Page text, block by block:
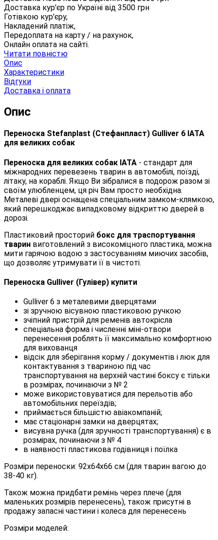
Доставка кур'єр по Україні від 3500 грн
Готівкою кур'єру,
Накладений платіж,
Передоплата на карту / на рахунок,
Онлайн оплата на сайті.
Читати повністю
Опис
Характеристики
Відгуки
Доставка і оплата
Опис
Переноска Stefanplast (Стефанпласт) Gulliver 6 IATA
для великих собак
Переноска для великих собак IATA - cтандарт для
міжнародних перевезень тварин в автомобілі, поїзді,
літаку, на кораблі. Якщо Ви зібралися в подорож разом зі
своїм улюбленцем, ця річ Вам просто необхідна.
Металеві двері оснащена спеціальним замком-клямкою,
який перешкоджає випадковому відкриттю дверей в
дорозі.
Пластиковий просторий бокс для траспортування
тварин виготовлений з високоміцного пластика, можна
мити гарячою водою з застосуванням миючих засобів,
що дозволяє утримувати її в чистоті.
Переноска Gulliver (Гулівер) купити
Gulliver 6 з металевими дверцятами
зі зручною вісувною пластиковою ручкою
зчіпний пристрій для ременів автокрісла
спеціальна форма і численні міні-отвори
перенесення роблять її максимально комфортною
для вихованця
відсік для зберігання корму / документів і люк для
контактування з твариною під час
транспортування на верхній частині боксу є тільки
в розмірах, починаючи з № 2
може використовуватися для перельотів або
автомобільних переїздів;
приймається більшістю авіакомпаній;
має стаціонарні замки на дверцятах;
висувна ручка (для зручності транспортування) є в
розмірах, починаючи з № 4
в наявності пластикова годівниця і поїлка
Розміри переноски: 92х64х66 см (для тварин вагою до
38-40 кг).
Також можна придбати ремінь через плече (для
маленьких розмірів перенесень), також присутні в
продажу запасні частини і колеса для перенесень
Розміри моделей: